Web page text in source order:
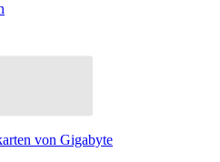
von Gigabyte